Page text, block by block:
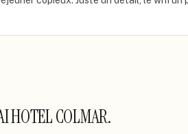
HOTEL COLMAR.